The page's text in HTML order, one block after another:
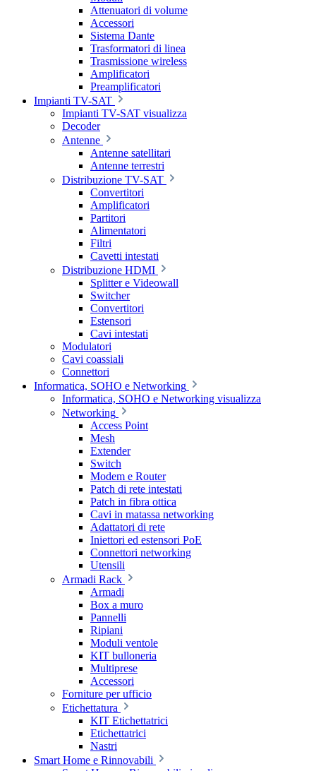
Attenuatori di volume
Accessori
Sistema Dante
Trasformatori di linea
Trasmissione wireless
Amplificatori
Preamplificatori
Impianti TV-SAT
Impianti TV-SAT visualizza
Decoder
Antenne
Antenne satellitari
Antenne terrestri
Distribuzione TV-SAT
Convertitori
Amplificatori
Partitori
Alimentatori
Filtri
Cavetti intestati
Distribuzione HDMI
Splitter e Videowall
Switcher
Convertitori
Estensori
Cavi intestati
Modulatori
Cavi coassiali
Connettori
Informatica, SOHO e Networking
Informatica, SOHO e Networking visualizza
Networking
Access Point
Mesh
Extender
Switch
Modem e Router
Patch di rete intestati
Patch in fibra ottica
Cavi in matassa networking
Adattatori di rete
Iniettori ed estensori PoE
Connettori networking
Utensili
Armadi Rack
Armadi
Box a muro
Pannelli
Ripiani
Moduli ventole
KIT bulloneria
Multiprese
Accessori
Forniture per ufficio
Etichettatura
KIT Etichettatrici
Etichettatrici
Nastri
Smart Home e Rinnovabili